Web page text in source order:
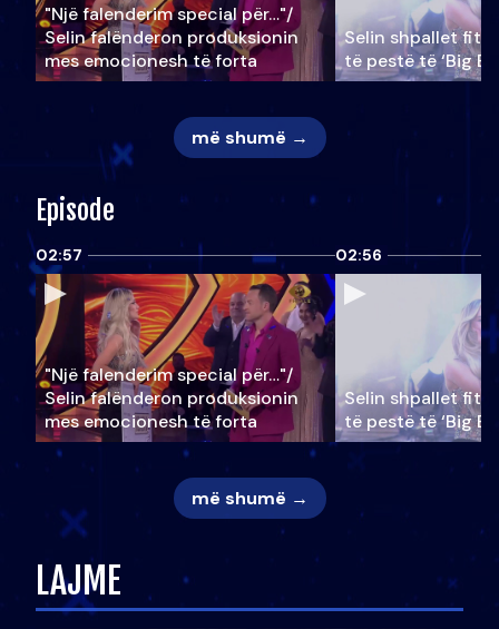
"Një falenderim special për…"/
Selin falënderon produksionin
mes emocionesh të forta
Selin shpallet
të pestë të ‘Big
më shumë →
Episode
02:57
"Një falenderim special për…"/
Selin falënderon produksionin
mes emocionesh të forta
02:56
Selin shpallet
të pestë të ‘Big
më shumë →
LAJME